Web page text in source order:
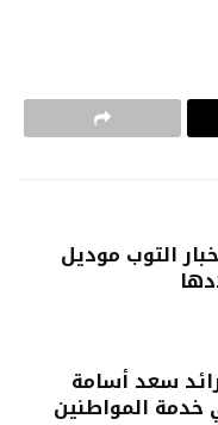
التوب موديل
سعد أسامة
المواطنين